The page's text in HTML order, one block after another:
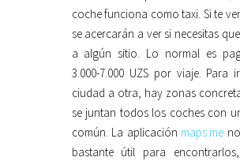
coche funciona como taxi. Si te
se acercarán a ver si necesitas
a algún sitio. Lo normal es
3.000-7.000 UZS por viaje. Para
ciudad a otra, hay zonas
se juntan todos los coches con
común. La aplicación maps.me
bastante útil para